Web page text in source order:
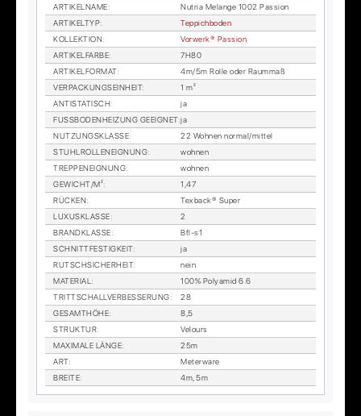
AR­TI­KEL­NA­ME:
Nut­ria Me­lan­ge 1002 Pas­si­on
AR­TI­KEL­TYP:
Tep­pich­bo­den
KOL­LEK­TI­ON:
Vor­wer­k® Pas­si­on
AR­TI­KEL­FAR­BE:
7H80
AR­TI­KEL­FOR­MAT:
4m/5m Rol­le oder Raum­maß
VER­PA­CKUNGS­EIN­HEIT:
1 m²
AN­TI­STA­TISCH:
ja
FUSS­BO­DEN­HEI­ZUNG GE­EIG­NET:ja
NUT­ZUNGS­KLAS­SE:
22 Woh­nen nor­mal/mit­tel
STUHL­ROL­LEN­EIG­NUNG:
woh­nen
TREP­PEN­EIG­NUNG:
woh­nen
GE­WICHT/M²:
1,47
RÜ­CKEN:
Tex­back® Su­per
LU­XUS­KLAS­SE:
2
BRAND­KLAS­SE:
Bfl-s1
SCHNITT­FES­TIG­KEIT:
ja
RUTSCH­SI­CHER­HEIT:
nein
MA­TE­RI­AL:
100% Po­ly­amid 6.6
TRITT­SCHALL­VER­BES­SE­RUNG:
28
GE­SAMT­HÖ­HE:
8,5
STRUK­TUR:
Ve­lours
MA­XI­MA­LE LÄN­GE:
25m
ART:
Me­ter­wa­re
BREI­TE: 4m, 5m